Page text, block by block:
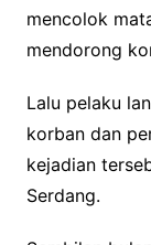
mencolok
mendorong
Lalu pelaku
korban dan
kejadian
Serdang.